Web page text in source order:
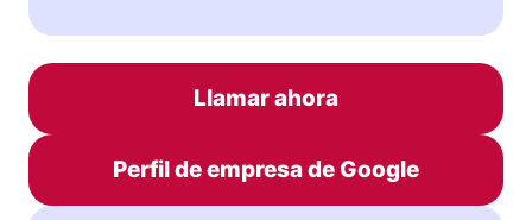
Llamar ahora
Perfil de empresa de Google